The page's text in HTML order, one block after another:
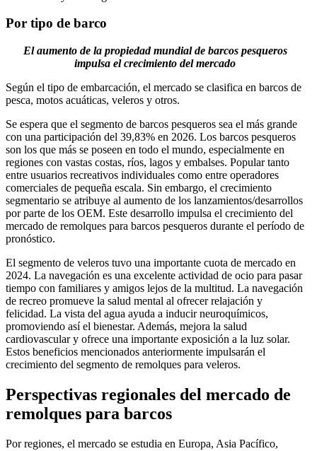
Por tipo de barco
El aumento de la propiedad mundial de barcos pesqueros
impulsa el crecimiento del mercado
Según el tipo de embarcación, el mercado se clasifica en barcos de
pesca, motos acuáticas, veleros y otros.
Se espera que el segmento de barcos pesqueros sea el más grande
con una participación del 39,83% en 2026. Los barcos pesqueros
son los que más se poseen en todo el mundo, especialmente en
regiones con vastas costas, ríos, lagos y embalses. Popular tanto
entre usuarios recreativos individuales como entre operadores
comerciales de pequeña escala. Sin embargo, el crecimiento
segmentario se atribuye al aumento de los lanzamientos/desarrollos
por parte de los OEM. Este desarrollo impulsa el crecimiento del
mercado de remolques para barcos pesqueros durante el período de
pronóstico.
El segmento de veleros tuvo una importante cuota de mercado en
2024. La navegación es una excelente actividad de ocio para pasar
tiempo con familiares y amigos lejos de la multitud. La navegación
de recreo promueve la salud mental al ofrecer relajación y
felicidad. La vista del agua ayuda a inducir neuroquímicos,
promoviendo así el bienestar. Además, mejora la salud
cardiovascular y ofrece una importante exposición a la luz solar.
Estos beneficios mencionados anteriormente impulsarán el
crecimiento del segmento de remolques para veleros.
Perspectivas regionales del mercado de
remolques para barcos
Por regiones, el mercado se estudia en Europa, Asia Pacífico,